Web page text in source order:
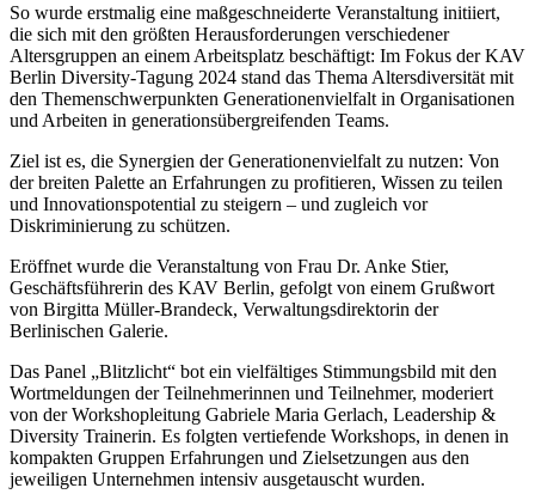
So wurde erstmalig eine maßgeschneiderte Veranstaltung initiiert,
die sich mit den größten Herausforderungen verschiedener
Altersgruppen an einem Arbeitsplatz beschäftigt: Im Fokus der KAV
Berlin Diversity-Tagung 2024 stand das Thema Altersdiversität mit
den Themenschwerpunkten Generationenvielfalt in Organisationen
und Arbeiten in generationsübergreifenden Teams.
Ziel ist es, die Synergien der Generationenvielfalt zu nutzen: Von
der breiten Palette an Erfahrungen zu profitieren, Wissen zu teilen
und Innovationspotential zu steigern – und zugleich vor
Diskriminierung zu schützen.
Eröffnet wurde die Veranstaltung von Frau Dr. Anke Stier,
Geschäftsführerin des KAV Berlin, gefolgt von einem Grußwort
von Birgitta Müller-Brandeck, Verwaltungsdirektorin der
Berlinischen Galerie.
Das Panel „Blitzlicht“ bot ein vielfältiges Stimmungsbild mit den
Wortmeldungen der Teilnehmerinnen und Teilnehmer, moderiert
von der Workshopleitung Gabriele Maria Gerlach, Leadership &
Diversity Trainerin. Es folgten vertiefende Workshops, in denen in
kompakten Gruppen Erfahrungen und Zielsetzungen aus den
jeweiligen Unternehmen intensiv ausgetauscht wurden.